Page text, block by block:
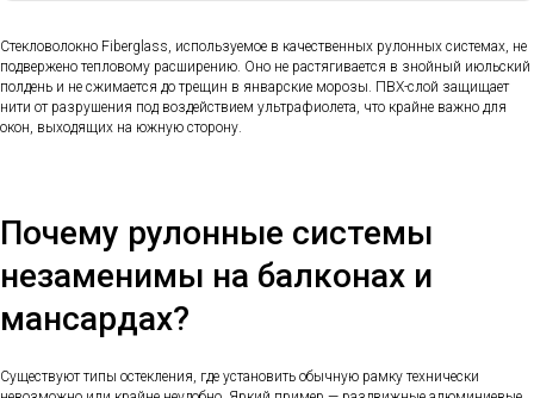
Стекловолокно Fiberglass, используемое в качественных рулонных системах, не
подвержено тепловому расширению. Оно не растягивается в знойный июльский
полдень и не сжимается до трещин в январские морозы. ПВХ-слой защищает
нити от разрушения под воздействием ультрафиолета, что крайне важно для
окон, выходящих на южную сторону.
Почему рулонные системы
незаменимы на балконах и
мансардах?
Существуют типы остекления, где установить обычную рамку технически